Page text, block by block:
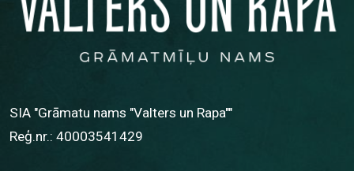
SIA "Grāmatu nams "Valters un Rapa""
Reģ.nr.: 40003541429